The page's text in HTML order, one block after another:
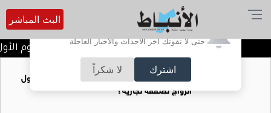
أترغب في تفعيل الإشعارات؟
حتى لا تفوتك آخر الأحداث والأخبار العاجلة
اشترك لا شكراً
البث المباشر
تتويج الفرق الفائزة في اليوم
فتيات يستغللنه لتحقيق مكاسب مادية.. هل تحول
الزواج لصفقة تجارية؟